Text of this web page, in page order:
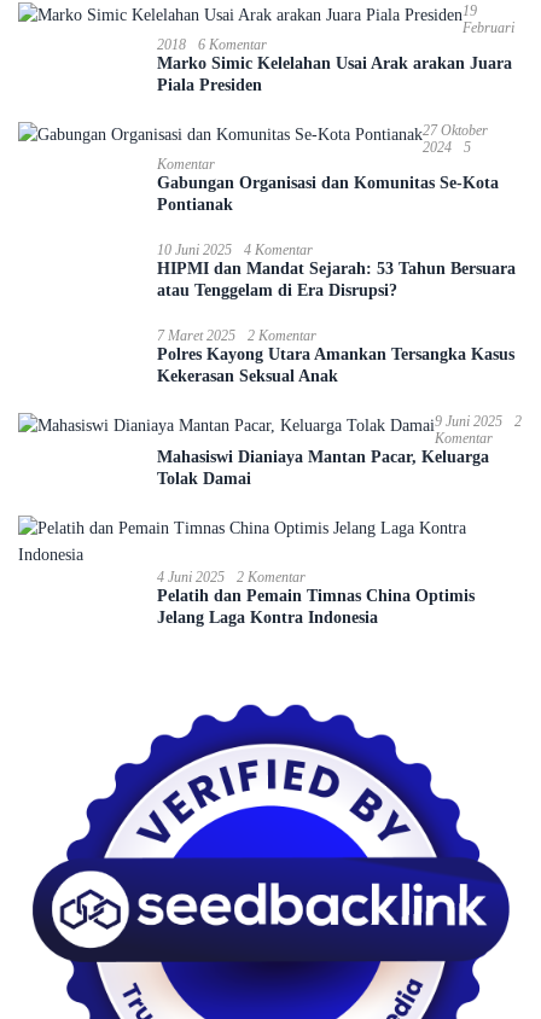
19
Februari
2018
6 Komentar
Marko Simic Kelelahan Usai Arak arakan Juara
Piala Presiden
27 Oktober
2024
5
Komentar
Gabungan Organisasi dan Komunitas Se-Kota
Pontianak
10 Juni 2025 4 Komentar
HIPMI dan Mandat Sejarah: 53 Tahun Bersuara
atau Tenggelam di Era Disrupsi?
7 Maret 2025 2 Komentar
Polres Kayong Utara Amankan Tersangka Kasus
Kekerasan Seksual Anak
9 Juni 2025
2
Komentar
Mahasiswi Dianiaya Mantan Pacar, Keluarga
Tolak Damai
4 Juni 2025 2 Komentar
Pelatih dan Pemain Timnas China Optimis
Jelang Laga Kontra Indonesia